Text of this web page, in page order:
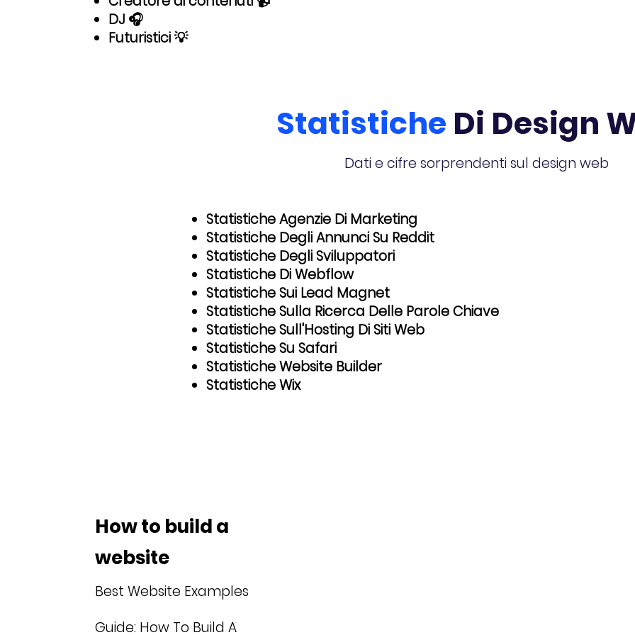
DJ 🎧
Futuristici 💡
Statistiche Di Design
Dati e cifre sorprendenti sul design web
Statistiche Agenzie Di Marketing
Statistiche Degli Annunci Su Reddit
Statistiche Degli Sviluppatori
Statistiche Di Webflow
Statistiche Sui Lead Magnet
Statistiche Sulla Ricerca Delle Parole Chiave
Statistiche Sull'Hosting Di Siti Web
Statistiche Su Safari
Statistiche Website Builder
Statistiche Wix
How to build a
website
Best Website Examples
Guide: How To Build A